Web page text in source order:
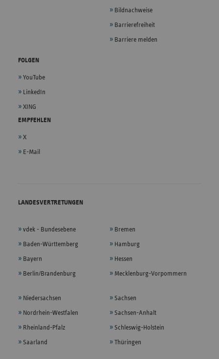
Bildnachweise
Barrierefreiheit
Barriere melden
FOLGEN
YouTube
LinkedIn
XING
EMPFEHLEN
X
E-Mail
LANDESVERTRETUNGEN
vdek - Bundesebene
Baden-Württemberg
Bayern
Berlin/Brandenburg
Bremen
Hamburg
Hessen
Mecklenburg-Vorpommern
Niedersachsen
Nordrhein-Westfalen
Rheinland-Pfalz
Saarland
Sachsen
Sachsen-Anhalt
Schleswig-Holstein
Thüringen